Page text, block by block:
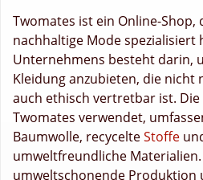
Twomates ist ein Online-Shop,
nachhaltige Mode spezialisiert
Unternehmens besteht darin,
Kleidung anzubieten, die nicht
auch ethisch vertretbar ist.
Twomates verwendet,
Baumwolle, recycelteStoffe
umweltfreundliche
umweltschonende Produktion